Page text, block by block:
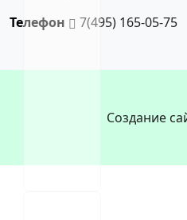
Телефон
7(495) 165-05-75
Создание